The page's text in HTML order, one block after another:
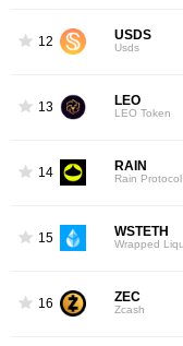
12 USDS
Usds
13 LEO
LEO Token
14 RAIN
Rain Protocol
15 WSTETH
16 ZEC
Zcash